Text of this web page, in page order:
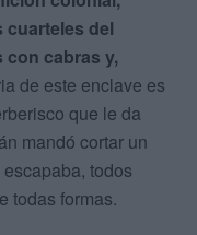
cuarteles del
cabras y,
de este enclave es
que le da
mandó cortar un
todos
todas formas.